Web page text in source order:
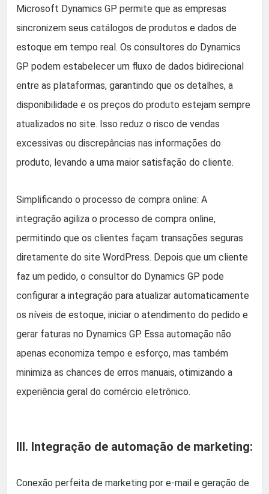
Microsoft Dynamics GP permite que as empresas
sincronizem seus catálogos de produtos e dados de
estoque em tempo real. Os consultores do Dynamics
GP podem estabelecer um fluxo de dados bidirecional
entre as plataformas, garantindo que os detalhes, a
disponibilidade e os preços do produto estejam sempre
atualizados no site. Isso reduz o risco de vendas
excessivas ou discrepâncias nas informações do
produto, levando a uma maior satisfação do cliente.
Simplificando o processo de compra online: A
integração agiliza o processo de compra online,
permitindo que os clientes façam transações seguras
diretamente do site WordPress. Depois que um cliente
faz um pedido, o consultor do Dynamics GP pode
configurar a integração para atualizar automaticamente
os níveis de estoque, iniciar o atendimento do pedido e
gerar faturas no Dynamics GP. Essa automação não
apenas economiza tempo e esforço, mas também
minimiza as chances de erros manuais, otimizando a
experiência geral do comércio eletrônico.
III. Integração de automação de marketing:
Conexão perfeita de marketing por e-mail e geração de